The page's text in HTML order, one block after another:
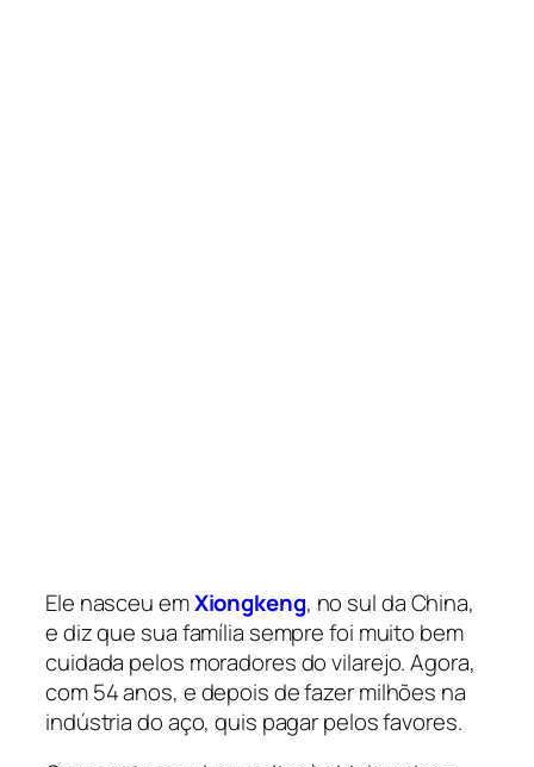
Ele nasceu emXiongkeng, no sul da China,
e diz que sua família sempre foi muito bem
cuidada pelos moradores do vilarejo. Agora,
com 54 anos, e depois de fazer milhões na
indústria do aço, quis pagar pelos favores.